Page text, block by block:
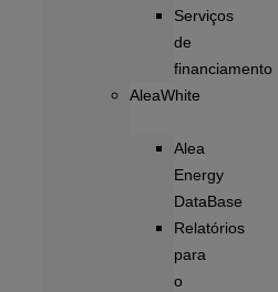
Serviços
de
financiamento
AleaWhite
Alea
Energy
DataBase
Relatórios
para
o